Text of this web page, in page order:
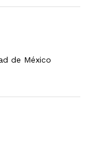
de México
4S